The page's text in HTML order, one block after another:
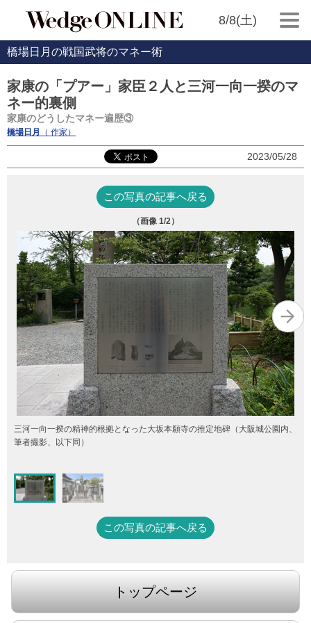
8/8(土)
橋場日月の戦国武将のマネー術
家康の「プアー」家臣２人と三河一向一揆のマ
ネー的裏側
家康のどうしたマネー遍歴③
橋場日月 （ 作家）
2023/05/28
この写真の記事へ戻る
（画像 1/2）
三河一向一揆の精神的根拠となった大坂本願寺の推定地碑（大阪城公園内、
筆者撮影、以下同）
この写真の記事へ戻る
トップページ